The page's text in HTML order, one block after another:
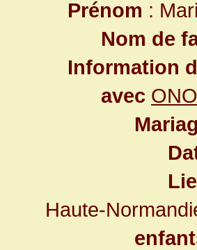
Prénom :
Nom de
Information
avec
Haute-